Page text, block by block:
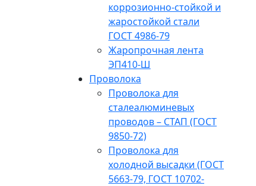
коррозионно-стойкой и
жаростойкой стали
ГОСТ 4986-79
Жаропрочная лента
ЭП410-Ш
Проволока
Проволока для
сталеалюминевых
проводов – СТАП (ГОСТ
9850-72)
Проволока для
холодной высадки (ГОСТ
5663-79, ГОСТ 10702-